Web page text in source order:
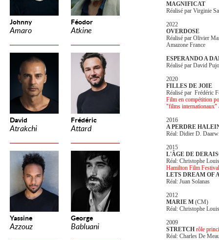
Johnny
Amaro
Féodor
Atkine
David
Atrakchi
Frédéric
Attard
Yassine
Azzouz
George
Babluani
MAGNIFICAT
Réalisé par Virginie
2022
OVERDOSE
Réalisé par Olivier
Amazone France
ESPERANDO A
Réalisé par David
2020
FILLES DE JOIE
Réalisé par Frédéric
Film en compétition
"films internationaux"
2016
A PERDRE
Réal: Didier D.
2015
L'ÂGE DE
Réal: Christophe Louis
Hamilton Film
LETS DREAM OF
Réal: Juan Solanas
2012
MARIE M (CM)
Réal: Christophe Louis
2009
STRETCH rôle
Réal: Charles De